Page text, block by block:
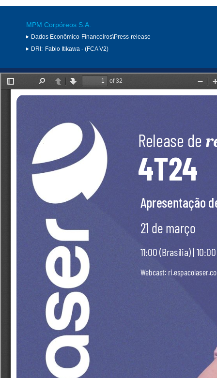
MPM Corpóreos S.A.
Dados Econômico-Financeiros\Press-release
DRI: Fabio Itikawa - (FCA V2)